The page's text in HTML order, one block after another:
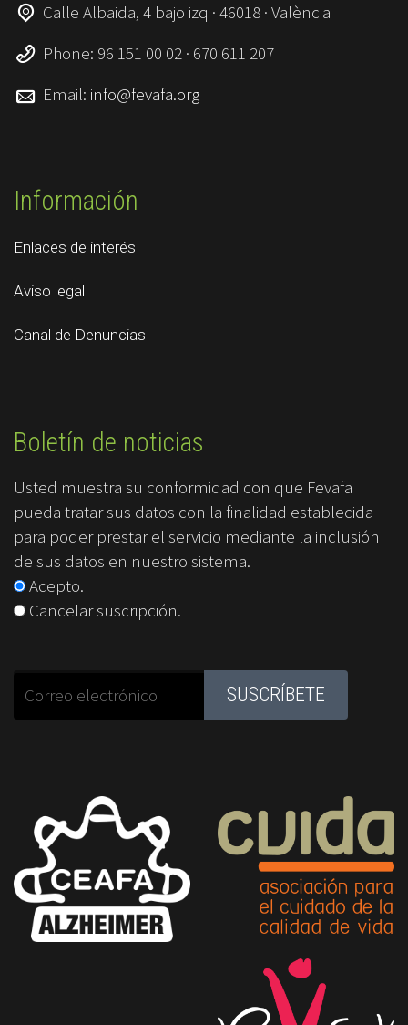
Calle Albaida, 4 bajo izq · 46018 · València
Phone: 96 151 00 02 · 670 611 207
Email: info@fevafa.org
Información
Enlaces de interés
Aviso legal
Canal de Denuncias
Boletín de noticias
Usted muestra su conformidad con que Fevafa
pueda tratar sus datos con la finalidad establecida
para poder prestar el servicio mediante la inclusión
de sus datos en nuestro sistema.
Acepto.
Cancelar suscripción.